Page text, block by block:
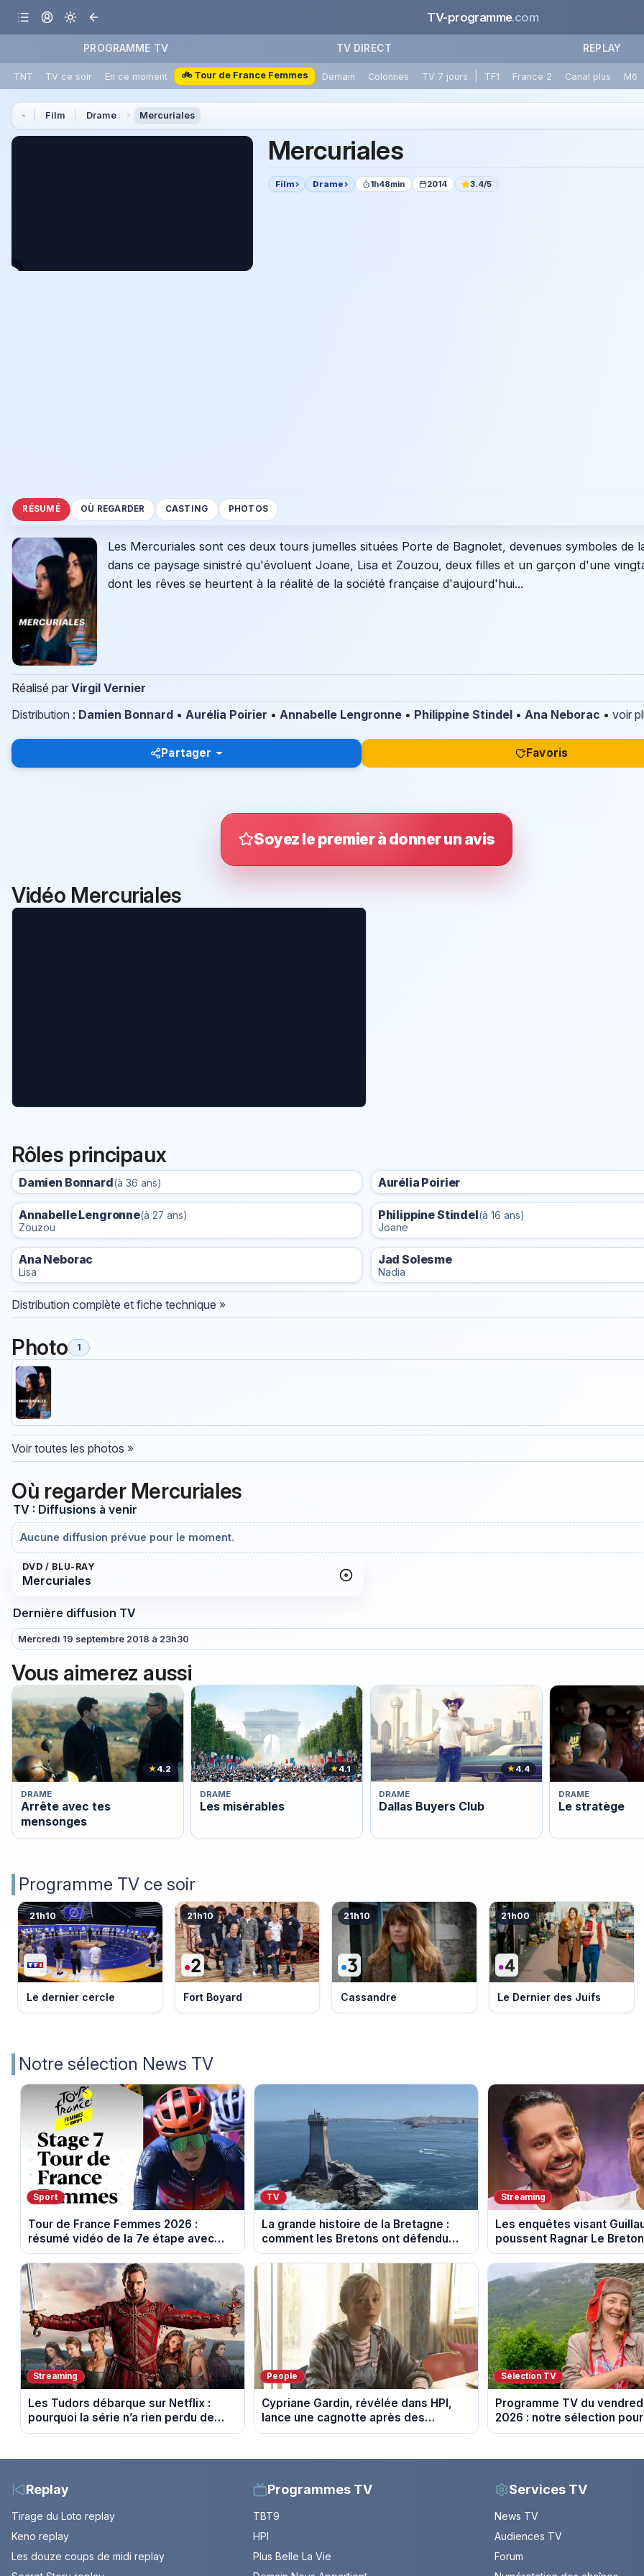
TV-programme.com
PROGRAMME TV TV DIRECT REPLAY
TNT TV ce soir En ce moment 🚲 Tour de France Femmes Demain Colonnes TV 7 jours TF1 France 2 Canal plus M6
Film Drame Mercuriales
Mercuriales
Film Drame 1h48min 2014 3.4/5
RÉSUMÉ OÙ REGARDER CASTING PHOTOS
Les Mercuriales sont ces deux tours jumelles situées Porte de Bagnolet, devenues symboles de
dans ce paysage sinistré qu'évoluent Joane, Lisa et Zouzou, deux filles et un garçon d'une
dont les rêves se heurtent à la réalité de la société française d'aujourd'hui...
Réalisé par Virgil Vernier
Distribution : Damien Bonnard • Aurélia Poirier • Annabelle Lengronne • Philippine Stindel • Ana Neborac • voir
Partager Favoris
Soyez le premier à donner un avis
Vidéo Mercuriales
Rôles principaux
Damien Bonnard(à 36 ans) Aurélia Poirier
Annabelle Lengronne(à 27 ans)
Zouzou
Philippine Stindel(à 16 ans)
Joane
Ana Neborac
Lisa
Jad Solesme
Nadia
Distribution complète et fiche technique »
Photo 1
Voir toutes les photos »
Où regarder Mercuriales
TV : Diffusions à venir
Aucune diffusion prévue pour le moment.
DVD / BLU-RAY
Mercuriales
Dernière diffusion TV
Mercredi 19 septembre 2018 à 23h30
Vous aimerez aussi
★4.2
DRAME
Arrête avec tes
mensonges
★4.1
DRAME
Les misérables
★4.4
DRAME
Dallas Buyers Club
DRAME
Le stratège
Programme TV ce soir
21h10
Le dernier cercle
21h10
Fort Boyard
21h10
Cassandre
21h00
Le Dernier des Juifs
Notre sélection News TV
Sport
Tour de France Femmes 2026 :
résumé vidéo de la 7e étape avec
l'ascension du Mont Ventoux
TV
La grande histoire de la Bretagne :
comment les Bretons ont défendu
leur culture au fil des décennies
Streaming
Les enquêtes visant
poussent Ragnar Le
la tournée Legend
Streaming
Les Tudors débarque sur Netflix :
pourquoi la série n’a rien perdu de
son pouvoir
People
Cypriane Gardin, révélée dans HPI,
lance une cagnotte après des
difficultés financières
Sélection TV
Programme TV du
2026 : notre sélection
soirée télé
Replay
Tirage du Loto replay
Keno replay
Les douze coups de midi replay
Programmes TV
TBT9
HPI
Plus Belle La Vie
Services TV
News TV
Audiences TV
Forum